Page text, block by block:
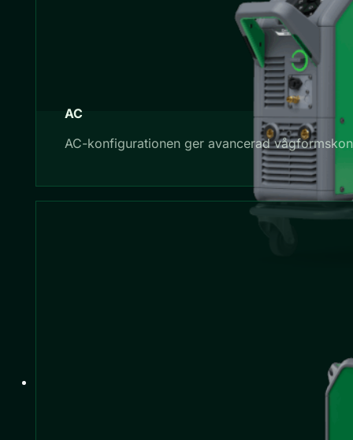
AC
AC-konfigurationen ger avancerad